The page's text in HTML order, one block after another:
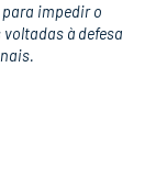
para impedir o
à defesa